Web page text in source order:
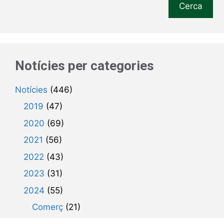
Cerca
Notícies per categories
Notícies (446)
2019 (47)
2020 (69)
2021 (56)
2022 (43)
2023 (31)
2024 (55)
Comerç (21)